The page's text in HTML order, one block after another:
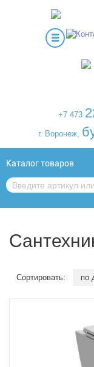
+7 473
г. Воронеж,
Каталог товаров
Сортировать: по